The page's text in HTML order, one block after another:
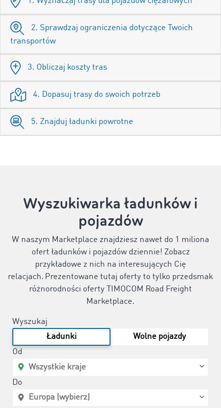
2. Sprawdzaj ograniczenia dotyczące Twoich
transportów
3. Obliczaj koszty tras
4. Dopasuj trasy do swoich potrzeb
5. Znajduj ładunki powrotne
Wyszukiwarka ładunków i
pojazdów
W naszym Marketplace znajdziesz nawet do 1 miliona
ofert ładunków i pojazdów dziennie! Zobacz
przykładowe z nich na interesujących Cię
relacjach. Prezentowane tutaj oferty to tylko przedsmak
różnorodności oferty TIMOCOM Road Freight
Marketplace.
Wyszukaj
Ładunki
Wolne pojazdy
Od
Do